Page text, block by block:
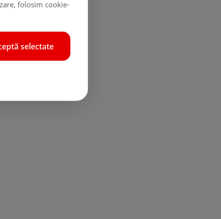
folosim cookie-
selectate